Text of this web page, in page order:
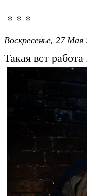
* * *
Воскресенье, 27
Такая вот